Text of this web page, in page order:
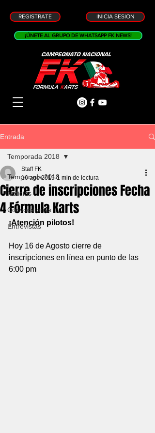
REGISTRATE INICIA SESION
¡ÚNETE AL GRUPO DE WHATSAPP FK NEWS!
Entrada
Temporada 2018
Noticias
Convocatorias
Entrevistas
Temporada 2018
Cierre de inscripciones Fecha
4 Fórmula Karts
Staff FK
16 ago 2019 1 min de lectura
¡Atención pilotos!
Hoy 16 de Agosto cierre de
inscripciones en línea en punto de las
6:00 pm